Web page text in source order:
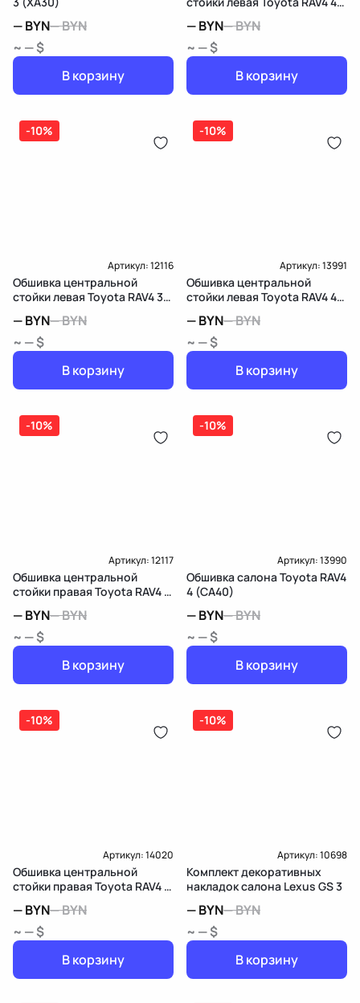
—BYN—BYN
~ — $
В корзину
—BYN—BYN
~ — $
В корзину
-10%
Артикул:12116
Обшивка центральной
стойки левая Toyota RAV4 3
—BYN—BYN
~ — $
В корзину
-10%
Артикул:13991
Обшивка центральной
стойки левая Toyota RAV4 4
—BYN—BYN
~ — $
В корзину
-10%
Артикул:12117
Обшивка центральной
стойки правая Toyota RAV4 3
—BYN—BYN
~ — $
В корзину
-10%
Артикул:13990
Обшивка салона Toyota RAV4
4 (CA40)
—BYN—BYN
~ — $
В корзину
-10%
Артикул:14020
Обшивка центральной
стойки правая Toyota RAV4 4
—BYN—BYN
~ — $
В корзину
-10%
Артикул:10698
Комплект декоративных
накладок салона Lexus GS 3
—BYN—BYN
~ — $
В корзину